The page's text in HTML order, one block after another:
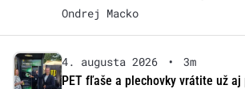
Ondrej Macko
4. augusta 2026 •
3m
PET fľaše a plechovky vrátite už